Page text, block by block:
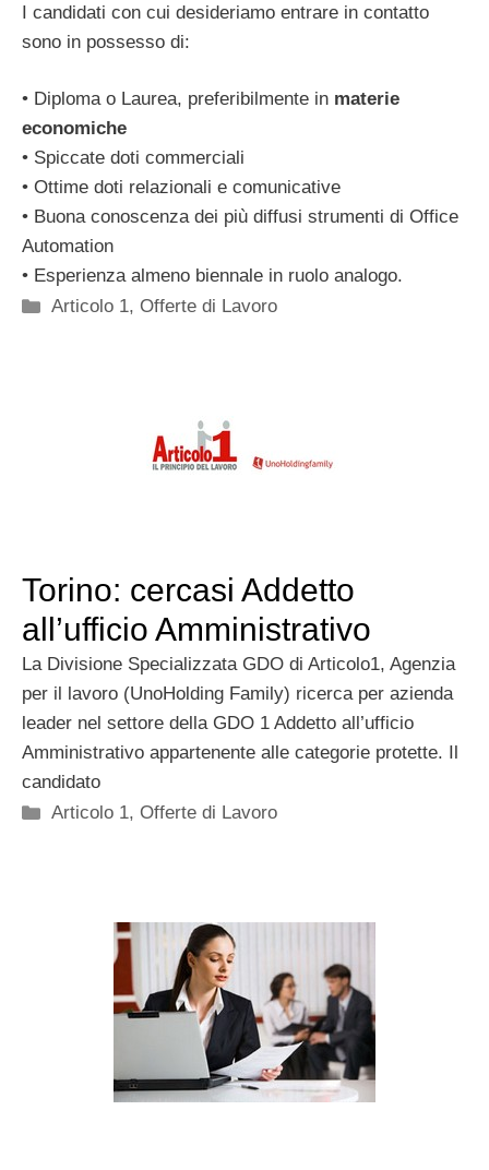
I candidati con cui desideriamo entrare in contatto
sono in possesso di:
• Diploma o Laurea, preferibilmente in materie
economiche
• Spiccate doti commerciali
• Ottime doti relazionali e comunicative
• Buona conoscenza dei più diffusi strumenti di Office
Automation
• Esperienza almeno biennale in ruolo analogo.
Categorie
Articolo 1,Offerte di Lavoro
Torino: cercasi Addetto
all’ufficio Amministrativo
La Divisione Specializzata GDO di Articolo1, Agenzia
per il lavoro (UnoHolding Family) ricerca per azienda
leader nel settore della GDO 1 Addetto all’ufficio
Amministrativo appartenente alle categorie protette. Il
candidato
Categorie
Articolo 1,Offerte di Lavoro